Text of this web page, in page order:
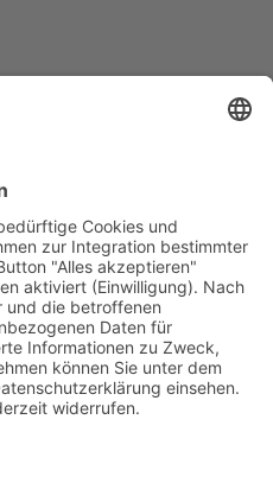
der Einheitlichen
gemäß § 185a SGB IX in
des LWV Hessen
wird unter Einbindung
für Arbeit, Integration,
Forschungsstelle des
Wirtschaft e. V.